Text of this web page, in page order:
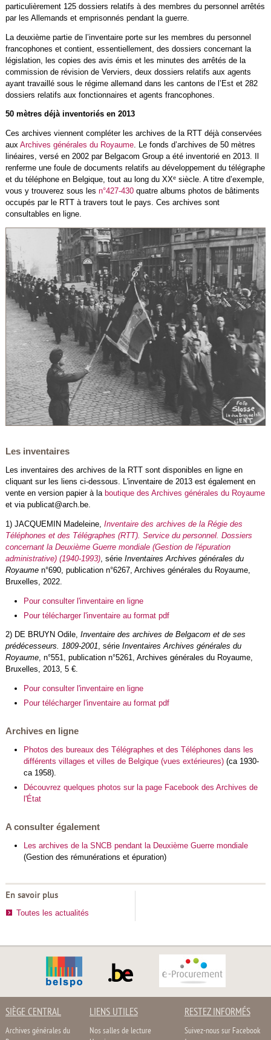
particulièrement 125 dossiers relatifs à des membres du personnel arrêtés
par les Allemands et emprisonnés pendant la guerre.
La deuxième partie de l’inventaire porte sur les membres du personnel
francophones et contient, essentiellement, des dossiers concernant la
législation, les copies des avis émis et les minutes des arrêtés de la
commission de révision de Verviers, deux dossiers relatifs aux agents
ayant travaillé sous le régime allemand dans les cantons de l’Est et 282
dossiers relatifs aux fonctionnaires et agents francophones.
50 mètres déjà inventoriés en 2013
Ces archives viennent compléter les archives de la RTT déjà conservées
aux Archives générales du Royaume. Le fonds d’archives de 50 mètres
linéaires, versé en 2002 par Belgacom Group a été inventorié en 2013. Il
renferme une foule de documents relatifs au développement du télégraphe
et du téléphone en Belgique, tout au long du XXesiècle. A titre d’exemple,
vous y trouverez sous les n°427-430quatre albums photos de bâtiments
occupés par le RTT à travers tout le pays. Ces archives sont
consultables en ligne.
Les inventaires
Les inventaires des archives de la RTT sont disponibles en ligne en
cliquant sur les liens ci-dessous. L'inventaire de 2013 est également en
vente en version papier à la boutique des Archives générales du Royaume
et via publicat@arch.be.
1) JACQUEMIN Madeleine, Inventaire des archives de la Régie des
Téléphones et des Télégraphes (RTT). Service du personnel. Dossiers
concernant la Deuxième Guerre mondiale (Gestion de l'épuration
administrative) (1940-1993), série Inventaires Archives générales du
Royaume n°690, publication n°6267, Archives générales du Royaume,
Bruxelles, 2022.
Pour consulter l'inventaire en ligne
Pour télécharger l'inventaire au format pdf
2) DE BRUYN Odile, Inventaire des archives de Belgacom et de ses
prédécesseurs. 1809-2001, série Inventaires Archives générales du
Royaume, n°551, publication n°5261, Archives générales du Royaume,
Bruxelles, 2013, 5 €.
Pour consulter l'inventaire en ligne
Pour télécharger l'inventaire au format pdf
Archives en ligne
Photos des bureaux des Télégraphes et des Téléphones dans les
différents villages et villes de Belgique (vues extérieures)(ca 1930-
ca 1958).
Découvrez quelques photos sur la page Facebook des Archives de
l'État
A consulter également
Les archives de la SNCB pendant la Deuxième Guerre mondiale
(Gestion des rémunérations et épuration)
En savoir plus
Toutes les actualités
SIÈGE CENTRAL
Archives générales du
LIENS UTILES
Nos salles de lecture
RESTEZ INFORMÉS
Suivez-nous sur Facebook